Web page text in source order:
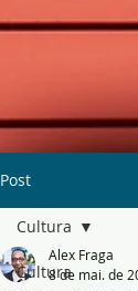
Post
Cultura
Cultura
Alex Fraga
8 de mai. de